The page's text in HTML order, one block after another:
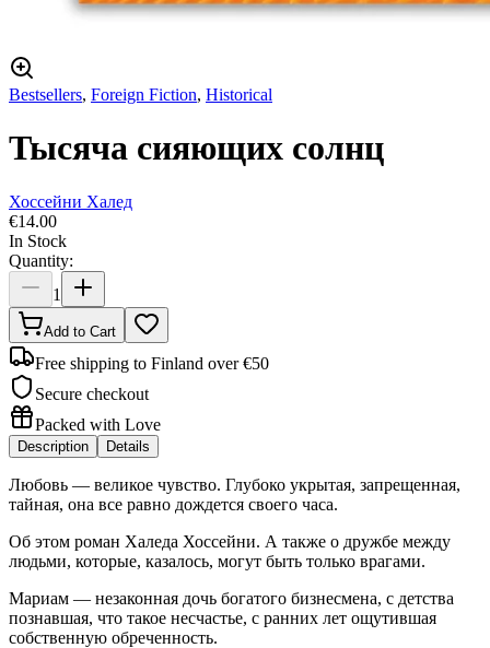
Bestsellers, Foreign Fiction, Historical
Тысяча сияющих солнц
Хоссейни Халед
€14.00
In Stock
Quantity:
1
Add to Cart
Free shipping to Finland over €50
Secure checkout
Packed with Love
Description Details
Любовь — великое чувство. Глубоко укрытая, запрещенная,
тайная, она все равно дождется своего часа.
Об этом роман Халеда Хоссейни. А также о дружбе между
людьми, которые, казалось, могут быть только врагами.
Мариам — незаконная дочь богатого бизнесмена, с детства
познавшая, что такое несчастье, с ранних лет ощутившая
собственную обреченность.